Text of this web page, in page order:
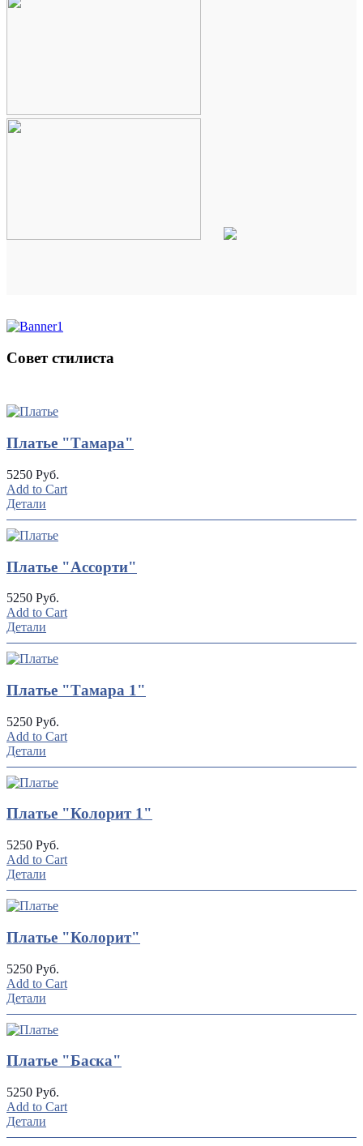
Совет стилиста
Платье "Тамара"
5250 Руб.
Add to Cart
Детали
Платье "Ассорти"
5250 Руб.
Add to Cart
Детали
Платье "Тамара 1"
5250 Руб.
Add to Cart
Детали
Платье "Колорит 1"
5250 Руб.
Add to Cart
Детали
Платье "Колорит"
5250 Руб.
Add to Cart
Детали
Платье "Баска"
5250 Руб.
Add to Cart
Детали